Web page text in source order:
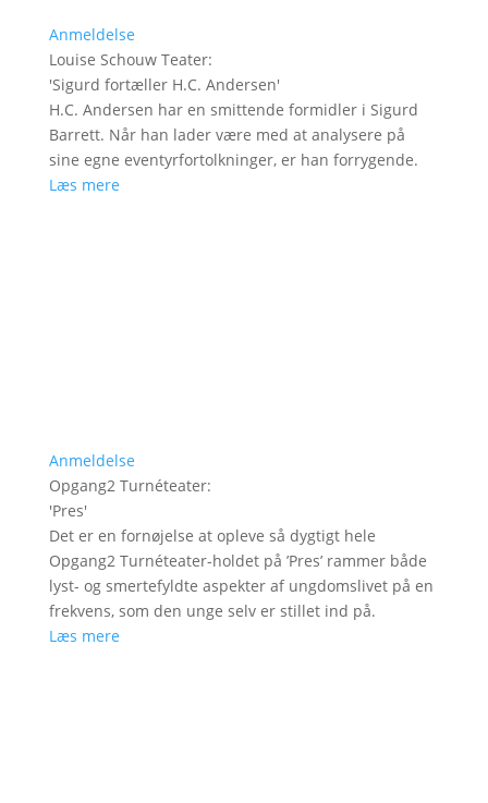
Anmeldelse
Louise Schouw Teater:
'Sigurd fortæller H.C. Andersen'
H.C. Andersen har en smittende formidler i Sigurd
Barrett. Når han lader være med at analysere på
sine egne eventyrfortolkninger, er han forrygende.
Læs mere
Anmeldelse
Opgang2 Turnéteater:
'Pres'
Det er en fornøjelse at opleve så dygtigt hele
Opgang2 Turnéteater-holdet på ’Pres’ rammer både
lyst- og smertefyldte aspekter af ungdomslivet på en
frekvens, som den unge selv er stillet ind på.
Læs mere